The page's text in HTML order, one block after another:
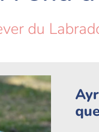
du